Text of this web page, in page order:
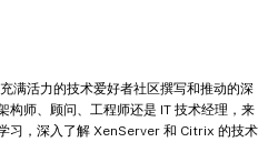
满活力的技术爱好者社区撰写和推动的深
构师、顾问、工程师还是 IT 技术经理，来
习，深入了解 XenServer 和 Citrix 的技术